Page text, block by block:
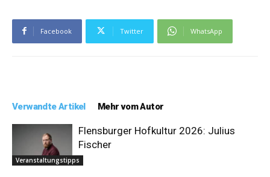
Facebook Twitter WhatsApp
Verwandte Artikel Mehr vom Autor
Veranstaltungstipps
Flensburger Hofkultur 2026: Julius
Fischer